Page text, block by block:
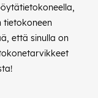
että sinulla on